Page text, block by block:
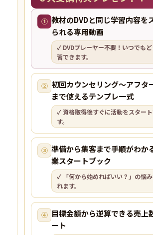
① 教材のDVDと同じ学習内容を
られる専用動画
✓ DVDプレーヤー不要！いつでも
習できます。
② 初回カウンセリング〜アフタ
まで使えるテンプレ一式
✓ 資格取得後すぐに活動をスター
す。
③ 準備から集客まで手順がわか
業スタートブック
✓ 「何から始めればいい？」の悩
れます。
④ 目標金額から逆算できる売上
ート